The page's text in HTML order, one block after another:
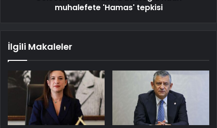
muhalefete 'Hamas' tepkisi
İlgili Makaleler